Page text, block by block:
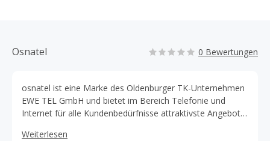
Osnatel 0 Bewertungen
osnatel ist eine Marke des Oldenburger TK-Unternehmen
EWE TEL GmbH und bietet im Bereich Telefonie und
Internet für alle Kundenbedürfnisse attraktivste Angebote
Weiterlesen